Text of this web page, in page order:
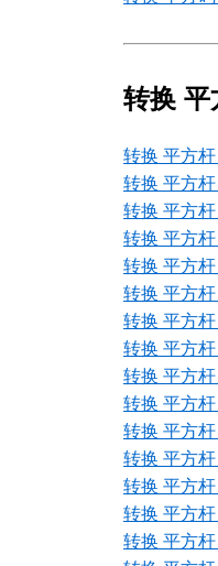
转换 平
转换 平方
转换 平方
转换 平方
转换 平方
转换 平方
转换 平方
转换 平方
转换 平方
转换 平方
转换 平方
转换 平方
转换 平方
转换 平方
转换 平方
转换 平方